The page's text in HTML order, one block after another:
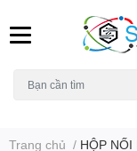
Trang chủ / HỘP